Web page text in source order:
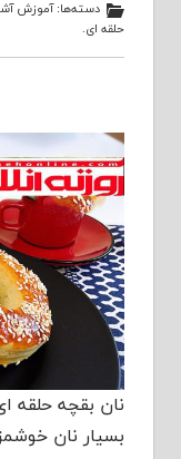
دسته‌ها:آموزش
حلقه ای.
نان بقچه حلقه
بسیار نان